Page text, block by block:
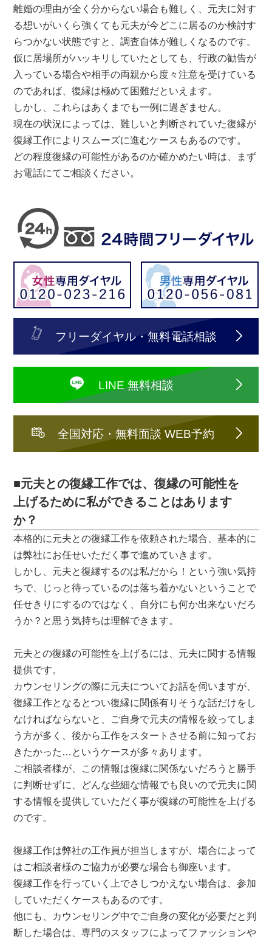
離婚の理由が全く分からない場合も難しく、元夫に対す
る想いがいくら強くても元夫が今どこに居るのか検討す
らつかない状態ですと、調査自体が難しくなるのです。
仮に居場所がハッキリしていたとしても、行政の勧告が
入っている場合や相手の両親から度々注意を受けている
のであれば、復縁は極めて困難だといえます。
しかし、これらはあくまでも一例に過ぎません。
現在の状況によっては、難しいと判断されていた復縁が
復縁工作によりスムーズに進むケースもあるのです。
どの程度復縁の可能性があるのか確かめたい時は、まず
お電話にてご相談ください。
フリーダイヤル・無料電話相談
LINE 無料相談
全国対応・無料面談 WEB予約
■元夫との復縁工作では、復縁の可能性を
上げるために私ができることはあります
か？
本格的に元夫との復縁工作を依頼された場合、基本的に
は弊社にお任せいただく事で進めていきます。
しかし、元夫と復縁するのは私だから！という強い気持
ちで、じっと待っているのは落ち着かないということで
任せきりにするのではなく、自分にも何か出来ないだろ
うか？と思う気持ちは理解できます。
元夫との復縁の可能性を上げるには、元夫に関する情報
提供です。
カウンセリングの際に元夫についてお話を伺いますが、
復縁工作となるとつい復縁に関係有りそうな話だけをし
なければならないと、ご自身で元夫の情報を絞ってしま
う方が多く、後から工作をスタートさせる前に知ってお
きたかった…というケースが多々あります。
ご相談者様が、この情報は復縁に関係ないだろうと勝手
に判断せずに、どんな些細な情報でも良いので元夫に関
する情報を提供していただく事が復縁の可能性を上げる
のです。
復縁工作は弊社の工作員が担当しますが、場合によって
はご相談者様のご協力が必要な場合も御座います。
復縁工作を行っていく上でさしつかえない場合は、参加
していただくケースもあるのです。
他にも、カウンセリング中でご自身の変化が必要だと判
断した場合は、専門のスタッフによってファッションや